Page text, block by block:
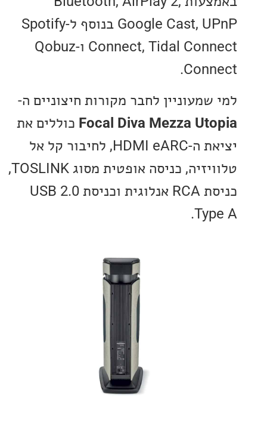
Google Cast, UPnP בנוסף ל-Spotify
Connect, Tidal Connect ו-Qobuz
לחבר מקורות חיצוניים ה-
Focal Diva Mezzaכוללים את
יציאת ה-HDMI eARC, לחיבור קל אל
טלוויזיה, כניסה אופטית מסוג TOSLINK,
כניסת RCA אנלוגית וכניסת USB 2.0